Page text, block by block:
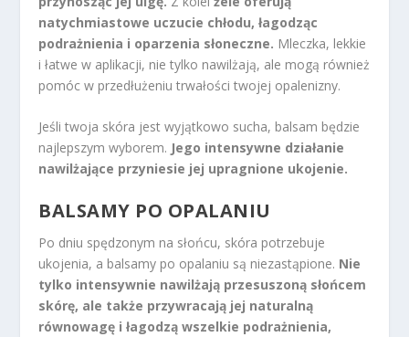
natychmiastowe uczucie chłodu, łagodząc
podrażnienia i oparzenia słoneczne. Mleczka, lekkie
i łatwe w aplikacji, nie tylko nawilżają, ale mogą również
pomóc w przedłużeniu trwałości twojej opalenizny.
Jeśli twoja skóra jest wyjątkowo sucha, balsam będzie
najlepszym wyborem. Jego intensywne działanie
nawilżające przyniesie jej upragnione ukojenie.
BALSAMY PO OPALANIU
Po dniu spędzonym na słońcu, skóra potrzebuje
ukojenia, a balsamy po opalaniu są niezastąpione. Nie
tylko intensywnie nawilżają przesuszoną słońcem
skórę, ale także przywracają jej naturalną
równowagę i łagodzą wszelkie podrażnienia,